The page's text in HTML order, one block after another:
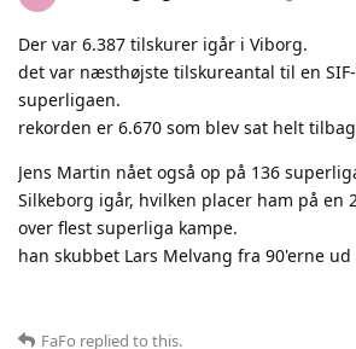
Der var 6.387 tilskurer igår i Viborg.
det var næsthøjste tilskureantal til en SIF-
superligaen.
rekorden er 6.670 som blev sat helt
Jens Martin nået også op på 136
Silkeborg igår, hvilken placer ham på en
over flest superliga kampe.
han skubbet Lars Melvang fra 90'erne
FaFo replied to this.